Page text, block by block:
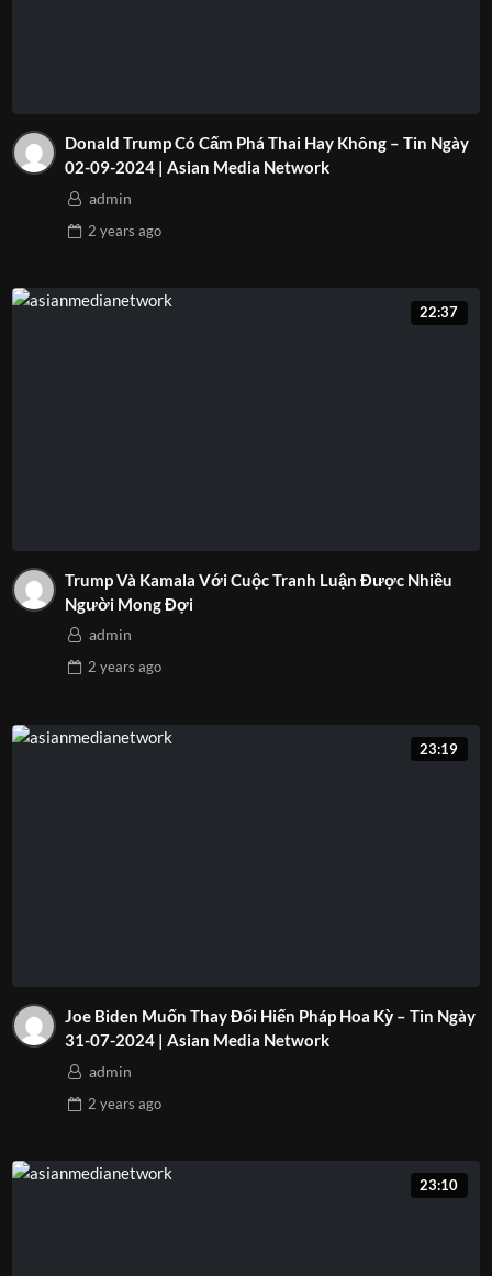
Donald Trump Có Cấm Phá Thai Hay Không – Tin Ngày
02-09-2024 | Asian Media Network
admin
2 years ago
22:37
Trump Và Kamala Với Cuộc Tranh Luận Được Nhiều
Người Mong Đợi
admin
2 years ago
23:19
Joe Biden Muốn Thay Đổi Hiến Pháp Hoa Kỳ – Tin Ngày
31-07-2024 | Asian Media Network
admin
2 years ago
23:10